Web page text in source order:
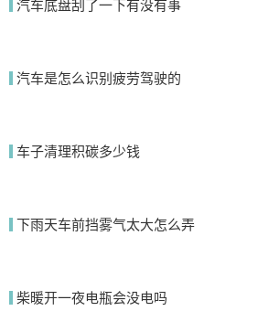
提交
汽车底盘刮了一下有没有事
汽车是怎么识别疲劳驾驶的
车子清理积碳多少钱
下雨天车前挡雾气太大怎么弄
柴暖开一夜电瓶会没电吗